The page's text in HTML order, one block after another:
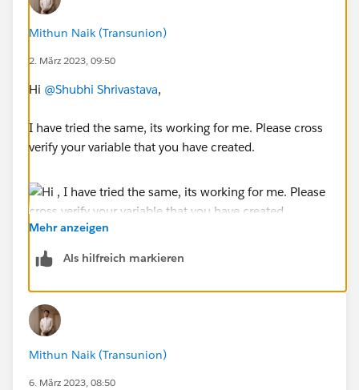
Mithun Naik (Transunion)
2. März 2023, 09:50
Hi @Shubhi Shrivastava,
I have tried the same, its working for me. Please cross
verify your variable that you have created.
If still not resolved i would request either delete the
complete flow OR use the different playground to
complete the challenge.
Mehr anzeigen
Als hilfreich markieren
Mithun Naik (Transunion)
6. März 2023, 08:50